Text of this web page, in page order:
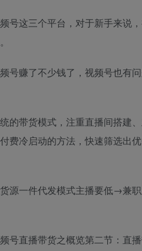
号这三个平台，对于新手来说
号赚了不少钱了，视频号也有
的带货模式，注重直播间搭建
费冷启动的方法，快速筛选出
源一件代发模式主播要低→兼
号直播带货之概览第二节：直